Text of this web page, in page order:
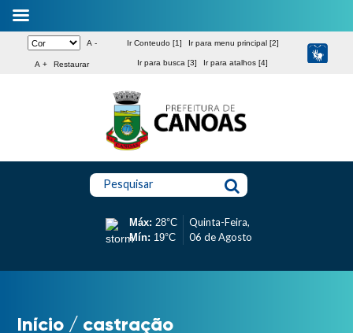
A -
A + Restaurar
Ir Conteudo [1] Ir para menu principal [2]
Ir para busca [3] Ir para atalhos [4]
Pesquisar
Máx: 28°C
Mín: 19°C
Quinta-Feira,
06 de Agosto
Início / castração